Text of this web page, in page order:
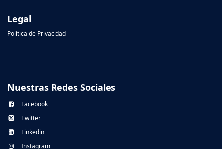
Legal
Política de Privacidad
Nuestras Redes Sociales
Facebook
Twitter
Linkedin
Instagram